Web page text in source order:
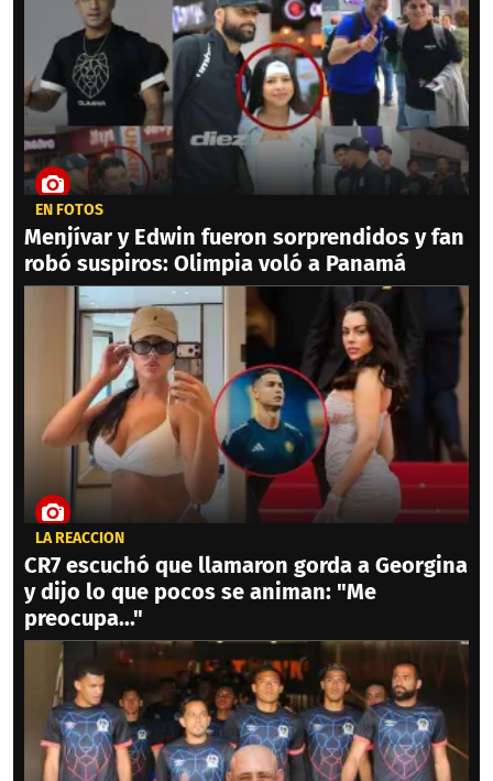
EN FOTOS
Menjívar y Edwin fueron sorprendidos y fan
robó suspiros: Olimpia voló a Panamá
LA REACCIÓN
CR7 escuchó que llamaron gorda a Georgina
y dijo lo que pocos se animan: "Me
preocupa..."